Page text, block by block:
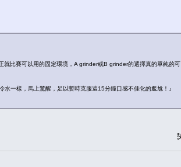
比賽可以用的固定環境，A grinder或B grinder的選擇真的單純的可
水一樣，馬上驚醒，足以暫時克服這15分鐘口感不佳化的尷尬！』